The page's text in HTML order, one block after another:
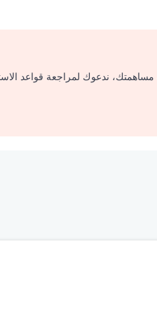
مساهمتك، ندعوك لمراجعة قواعد